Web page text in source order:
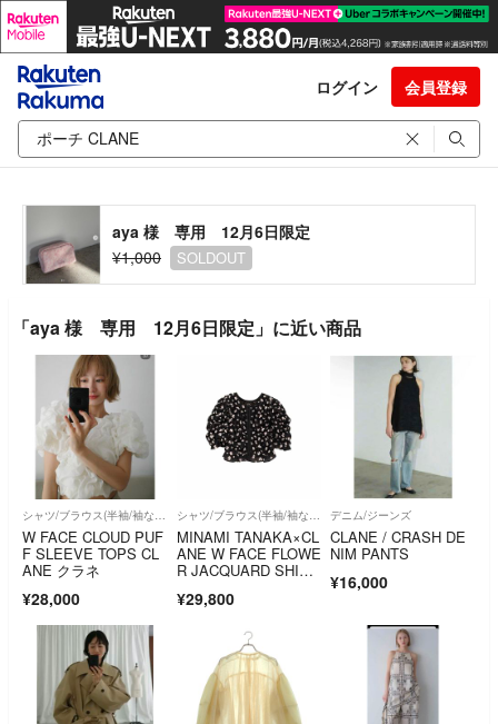
ログイン 会員登録
aya 様 専用 12月6日限定
¥1,000
SOLDOUT
「aya 様 専用 12月6日限定」に近い商品
シャツ/ブラウス(半袖/袖なし)
W FACE CLOUD PUF
F SLEEVE TOPS CL
ANE クラネ
¥28,000
シャツ/ブラウス(半袖/袖なし)
MINAMI TANAKA×CL
ANE W FACE FLOWE
R JACQUARD SHIRR
¥29,800
デニム/ジーンズ
CLANE / CRASH DE
NIM PANTS
¥16,000